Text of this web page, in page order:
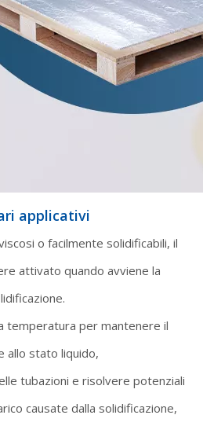
applicativi
o facilmente solidificabili, il
attivato quando avviene la
temperatura per mantenere il
allo stato liquido,
tubazioni e risolvere potenziali
causate dalla solidificazione,